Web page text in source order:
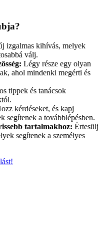
izgalmas kihívás, melyek
válj.
Légy része egy olyan
ahol mindenki megérti és
tippek és tanácsok
kérdéseket, és kapj
segítenek a továbblépésben.
tartalmakhoz: Értesülj
segítenek a személyes